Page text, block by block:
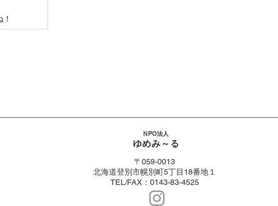
〒059-0013
北海道登別市幌別町5丁目18番地１
​TEL/​FAX： 0143-83-4525
NPO法人
ゆめみ～る